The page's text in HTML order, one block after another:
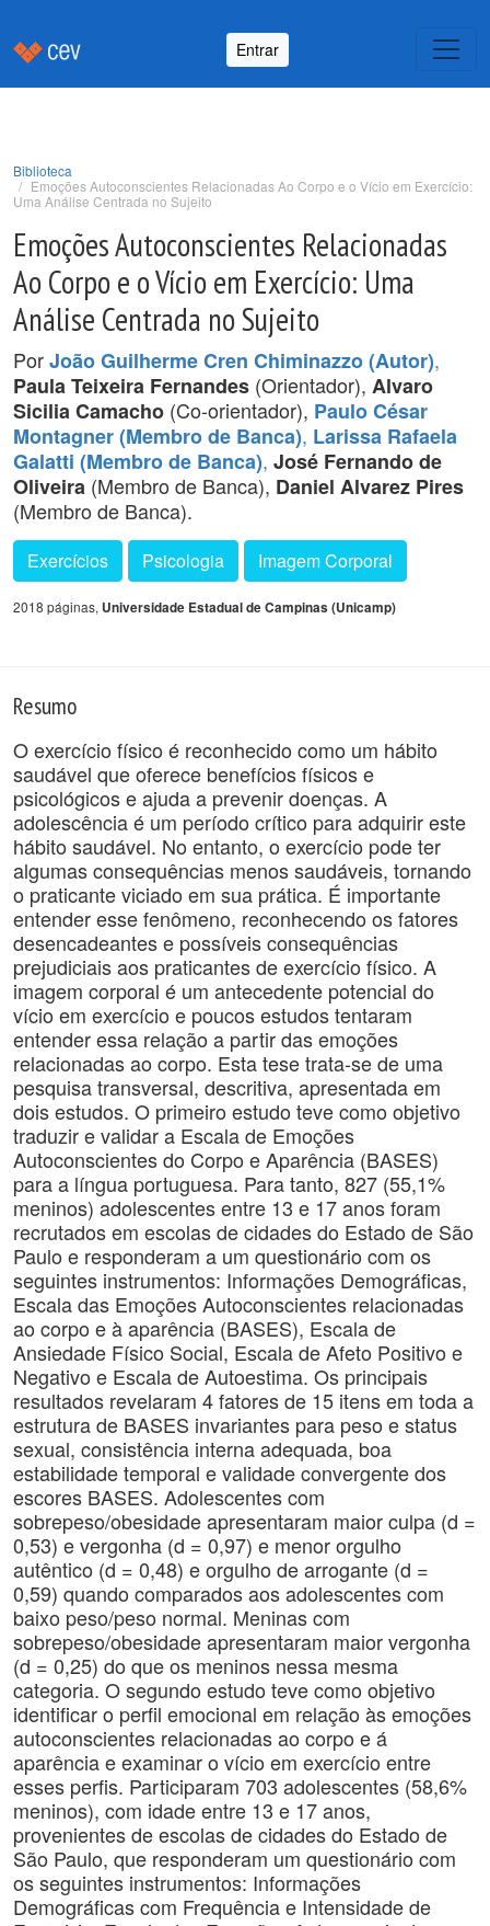
Entrar
Biblioteca
Emoções Autoconscientes Relacionadas Ao Corpo e o Vício em Exercício:
Uma Análise Centrada no Sujeito
Emoções Autoconscientes Relacionadas
Ao Corpo e o Vício em Exercício: Uma
Análise Centrada no Sujeito
PorJoão Guilherme Cren Chiminazzo (Autor),
Paula Teixeira Fernandes (Orientador), Alvaro
Sicilia Camacho (Co-orientador), Paulo César
Montagner (Membro de Banca), Larissa Rafaela
Galatti (Membro de Banca), José Fernando de
Oliveira (Membro de Banca), Daniel Alvarez Pires
(Membro de Banca).
Exercícios Psicologia Imagem Corporal
2018 páginas, Universidade Estadual de Campinas (Unicamp)
Resumo
O exercício físico é reconhecido como um hábito
saudável que oferece benefícios físicos e
psicológicos e ajuda a prevenir doenças. A
adolescência é um período crítico para adquirir este
hábito saudável. No entanto, o exercício pode ter
algumas consequências menos saudáveis, tornando
o praticante viciado em sua prática. É importante
entender esse fenômeno, reconhecendo os fatores
desencadeantes e possíveis consequências
prejudiciais aos praticantes de exercício físico. A
imagem corporal é um antecedente potencial do
vício em exercício e poucos estudos tentaram
entender essa relação a partir das emoções
relacionadas ao corpo. Esta tese trata-se de uma
pesquisa transversal, descritiva, apresentada em
dois estudos. O primeiro estudo teve como objetivo
traduzir e validar a Escala de Emoções
Autoconscientes do Corpo e Aparência (BASES)
para a língua portuguesa. Para tanto, 827 (55,1%
meninos) adolescentes entre 13 e 17 anos foram
recrutados em escolas de cidades do Estado de São
Paulo e responderam a um questionário com os
seguintes instrumentos: Informações Demográficas,
Escala das Emoções Autoconscientes relacionadas
ao corpo e à aparência (BASES), Escala de
Ansiedade Físico Social, Escala de Afeto Positivo e
Negativo e Escala de Autoestima. Os principais
resultados revelaram 4 fatores de 15 itens em toda a
estrutura de BASES invariantes para peso e status
sexual, consistência interna adequada, boa
estabilidade temporal e validade convergente dos
escores BASES. Adolescentes com
sobrepeso/obesidade apresentaram maior culpa (d =
0,53) e vergonha (d = 0,97) e menor orgulho
autêntico (d = 0,48) e orgulho de arrogante (d =
0,59) quando comparados aos adolescentes com
baixo peso/peso normal. Meninas com
sobrepeso/obesidade apresentaram maior vergonha
(d = 0,25) do que os meninos nessa mesma
categoria. O segundo estudo teve como objetivo
identificar o perfil emocional em relação às emoções
autoconscientes relacionadas ao corpo e á
aparência e examinar o vício em exercício entre
esses perfis. Participaram 703 adolescentes (58,6%
meninos), com idade entre 13 e 17 anos,
provenientes de escolas de cidades do Estado de
São Paulo, que responderam um questionário com
os seguintes instrumentos: Informações
Demográficas com Frequência e Intensidade de